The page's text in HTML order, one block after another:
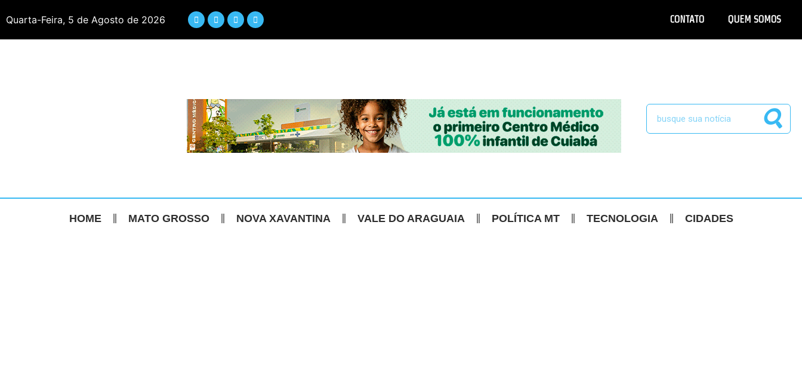
Quarta-Feira, 5 de Agosto de 2026 CONTATO QUEM SOMOS
HOME MATO GROSSO NOVA XAVANTINA VALE DO ARAGUAIA POLÍTICA MT TECNOLOGIA CIDADES